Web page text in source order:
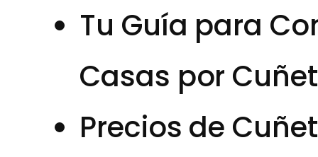
Tu Guía para
Casas por
Precios de